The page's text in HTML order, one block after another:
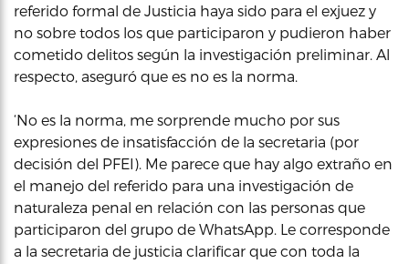
referido formal de Justicia haya sido para el exjuez y
no sobre todos los que participaron y pudieron haber
cometido delitos según la investigación preliminar. Al
respecto, aseguró que es no es la norma.
‘No es la norma, me sorprende mucho por sus
expresiones de insatisfacción de la secretaria (por
decisión del PFEI). Me parece que hay algo extraño en
el manejo del referido para una investigación de
naturaleza penal en relación con las personas que
participaron del grupo de WhatsApp. Le corresponde
a la secretaria de justicia clarificar que con toda la